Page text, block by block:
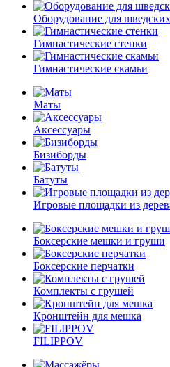
Оборудование для
Гимнастические стенки
Гимнастические скамьи
Маты
Аксессуары
Бизиборды
Батуты
Игровые площадки из
Боксерские мешки и груши
Боксерские перчатки
Комплекты с грушей
Кронштейн для мешка
FILIPPOV